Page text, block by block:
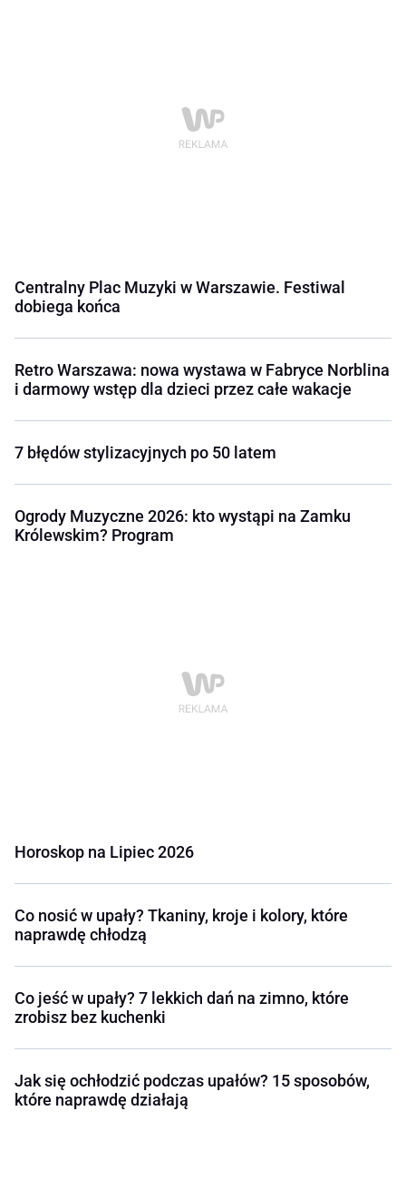
Centralny Plac Muzyki w Warszawie. Festiwal
dobiega końca
Retro Warszawa: nowa wystawa w Fabryce Norblina
i darmowy wstęp dla dzieci przez całe wakacje
7 błędów stylizacyjnych po 50 latem
Ogrody Muzyczne 2026: kto wystąpi na Zamku
Królewskim? Program
Horoskop na Lipiec 2026
Co nosić w upały? Tkaniny, kroje i kolory, które
naprawdę chłodzą
Co jeść w upały? 7 lekkich dań na zimno, które
zrobisz bez kuchenki
Jak się ochłodzić podczas upałów? 15 sposobów,
które naprawdę działają